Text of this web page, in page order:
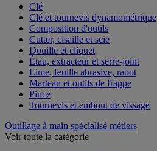
Clé
Clé et tournevis dynamométrique
Composition d'outils
Cutter, cisaille et scie
Douille et cliquet
Étau, extracteur et serre-joint
Lime, feuille abrasive, rabot
Marteau et outils de frappe
Pince
Tournevis et embout de vissage
Outillage à main spécialisé métiers
Voir toute la catégorie